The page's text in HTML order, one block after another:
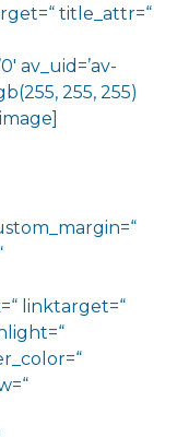
title_attr=“
av_uid=’av-
255, 255)
linktarget=“